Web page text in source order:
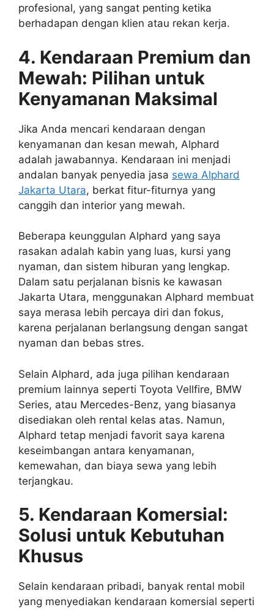
profesional, yang sangat penting ketika
berhadapan dengan klien atau rekan kerja.
4. Kendaraan Premium dan
Mewah: Pilihan untuk
Kenyamanan Maksimal
Jika Anda mencari kendaraan dengan
kenyamanan dan kesan mewah, Alphard
adalah jawabannya. Kendaraan ini menjadi
andalan banyak penyedia jasa sewa Alphard
Jakarta Utara, berkat fitur-fiturnya yang
canggih dan interior yang mewah.
Beberapa keunggulan Alphard yang saya
rasakan adalah kabin yang luas, kursi yang
nyaman, dan sistem hiburan yang lengkap.
Dalam satu perjalanan bisnis ke kawasan
Jakarta Utara, menggunakan Alphard membuat
saya merasa lebih percaya diri dan fokus,
karena perjalanan berlangsung dengan sangat
nyaman dan bebas stres.
Selain Alphard, ada juga pilihan kendaraan
premium lainnya seperti Toyota Vellfire, BMW
Series, atau Mercedes-Benz, yang biasanya
disediakan oleh rental kelas atas. Namun,
Alphard tetap menjadi favorit saya karena
keseimbangan antara kenyamanan,
kemewahan, dan biaya sewa yang lebih
terjangkau.
5. Kendaraan Komersial:
Solusi untuk Kebutuhan
Khusus
Selain kendaraan pribadi, banyak rental mobil
yang menyediakan kendaraan komersial seperti